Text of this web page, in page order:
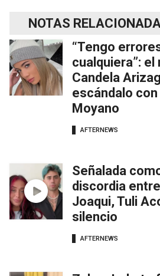
NOTAS
“Tengo
cualquiera”: el
Candela
escándalo con
Moyano
AFTERNEWS
Señalada
discordia
Joaqui, Tuli
silencio
AFTERNEWS